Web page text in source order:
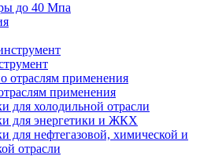
до 40 Мпа
применения
для холодильной отрасли
для энергетики и ЖКХ
для нефтегазовой, химической и
отрасли